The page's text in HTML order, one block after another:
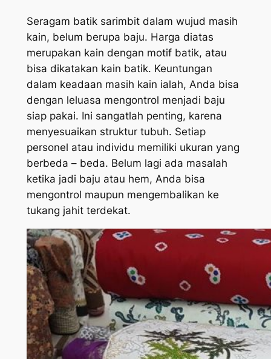
Seragam batik sarimbit dalam wujud masih
kain, belum berupa baju. Harga diatas
merupakan kain dengan motif batik, atau
bisa dikatakan kain batik. Keuntungan
dalam keadaan masih kain ialah, Anda bisa
dengan leluasa mengontrol menjadi baju
siap pakai. Ini sangatlah penting, karena
menyesuaikan struktur tubuh. Setiap
personel atau individu memiliki ukuran yang
berbeda – beda. Belum lagi ada masalah
ketika jadi baju atau hem, Anda bisa
mengontrol maupun mengembalikan ke
tukang jahit terdekat.